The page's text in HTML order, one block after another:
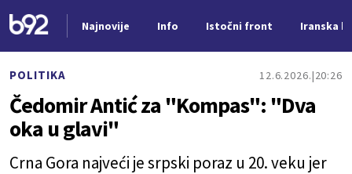
Najnovije Info Istočni front Iranska
POLITIKA 12.6.2026. 20:26
Čedomir Antić za "Kompas": "Dva
oka u glavi"
Crna Gora najveći je srpski poraz u 20. veku jer